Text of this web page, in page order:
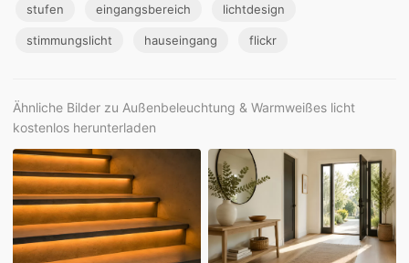
stufen eingangsbereich lichtdesign
stimmungslicht hauseingang flickr
Ähnliche Bilder zu Außenbeleuchtung & Warmweißes licht
kostenlos herunterladen